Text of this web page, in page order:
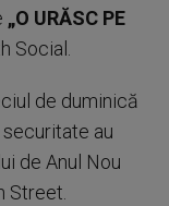
„O URĂSC PE
Social.
de duminică
au
de Anul Nou
Street.